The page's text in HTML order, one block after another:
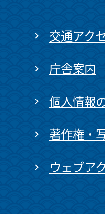
交通アク
庁舎案内
個人情報
著作権・
ウェブア